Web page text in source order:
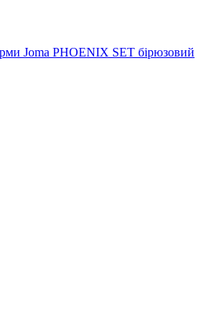
Joma PHOENIX SET бірюзовий